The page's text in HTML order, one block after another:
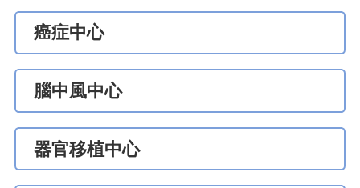
癌症中心
腦中風中心
器官移植中心